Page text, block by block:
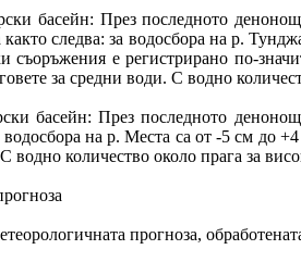
басейн: През последното
както следва: за водосбора на р.
съоръжения е регистрирано по-
за средни води. С водно
басейн: През последното
на р. Места са от -5 см до
водно количество около прага за
прогноза,